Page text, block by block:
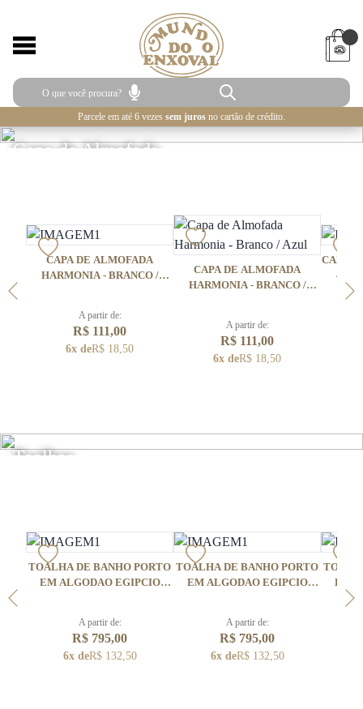
Parcele em até 6 vezes sem juros no cartão de crédito.
Capa de Almofada
CAPA DE ALMOFADA
HARMONIA - BRANCO /
A partir de:
R$ 111,00
6x deR$ 18,50
CAPA DE ALMOFADA
HARMONIA - BRANCO /
A partir de:
R$ 111,00
6x deR$ 18,50
CAPA
450
TOALHA DE BANHO PORTO
EM ALGODAO EGIPCIO
A partir de:
R$ 795,00
6x deR$ 132,50
TOALHA DE BANHO PORTO
EM ALGODAO EGIPCIO
A partir de:
R$ 795,00
6x deR$ 132,50
EM
Toalhas